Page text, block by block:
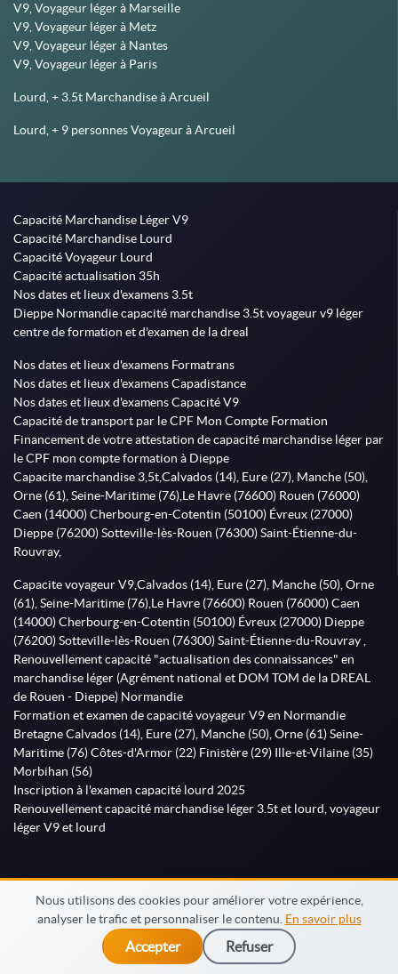
Nous utilisons des cookies pour améliorer votre expérience,
analyser le trafic et personnaliser le contenu. En savoir plus
Accepter Refuser
V9, Voyageur léger à Marseille
V9, Voyageur léger à Metz
V9, Voyageur léger à Nantes
V9, Voyageur léger à Paris
Lourd, + 3.5t Marchandise à Arcueil
Lourd, + 9 personnes Voyageur à Arcueil
Capacité Marchandise Léger V9
Capacité Marchandise Lourd
Capacité Voyageur Lourd
Capacité actualisation 35h
Nos dates et lieux d'examens 3.5t
Dieppe Normandie capacité marchandise 3.5t voyageur v9 léger
centre de formation et d'examen de la dreal
Nos dates et lieux d'examens Formatrans
Nos dates et lieux d'examens Capadistance
Nos dates et lieux d'examens Capacité V9
Capacité de transport par le CPF Mon Compte Formation
Financement de votre attestation de capacité marchandise léger par
le CPF mon compte formation à Dieppe
Capacite marchandise 3,5t,Calvados (14), Eure (27), Manche (50),
Orne (61), Seine-Maritime (76),Le Havre (76600) Rouen (76000)
Caen (14000) Cherbourg-en-Cotentin (50100) Évreux (27000)
Dieppe (76200) Sotteville-lès-Rouen (76300) Saint-Étienne-du-
Rouvray,
Capacite voyageur V9,Calvados (14), Eure (27), Manche (50), Orne
(61), Seine-Maritime (76),Le Havre (76600) Rouen (76000) Caen
(14000) Cherbourg-en-Cotentin (50100) Évreux (27000) Dieppe
(76200) Sotteville-lès-Rouen (76300) Saint-Étienne-du-Rouvray ,
Renouvellement capacité "actualisation des connaissances" en
marchandise léger (Agrément national et DOM TOM de la DREAL
de Rouen - Dieppe) Normandie
Formation et examen de capacité voyageur V9 en Normandie
Bretagne Calvados (14), Eure (27), Manche (50), Orne (61) Seine-
Maritime (76) Côtes-d'Armor (22) Finistère (29) Ille-et-Vilaine (35)
Morbihan (56)
Inscription à l'examen capacité lourd 2025
Renouvellement capacité marchandise léger 3.5t et lourd, voyageur
léger V9 et lourd
© MonFormateur.info 2026